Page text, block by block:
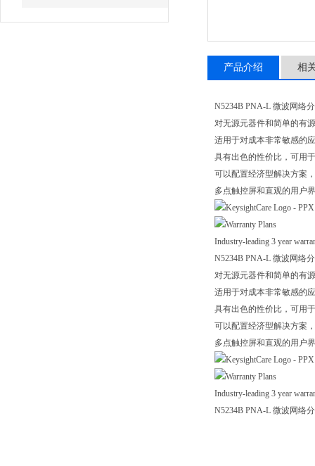
产品介绍 相
N5234B PNA-L 微波网络
对无源元器件和简单的有
适用于对成本非常敏感的
具有出色的性价比，可用
可以配置经济型解决方案
多点触控屏和直观的用户
Industry-leading 3 year
N5234B PNA-L 微波网络
对无源元器件和简单的有
适用于对成本非常敏感的
具有出色的性价比，可用
可以配置经济型解决方案
多点触控屏和直观的用户
Industry-leading 3 year
N5234B PNA-L 微波网络